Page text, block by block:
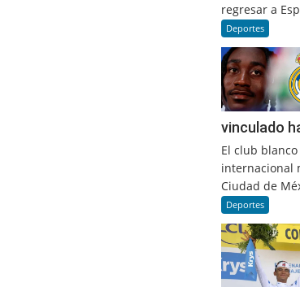
regresar a
Deportes
vinculado
El club
internacional
Ciudad de
Deportes